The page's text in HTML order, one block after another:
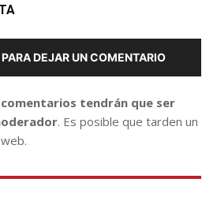
DEJAR UN COMENTARIO
tendrán que ser
. Es posible que tarden un